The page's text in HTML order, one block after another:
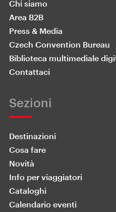
Chi siamo
Area B2B
Press & Media
Czech Convention Bureau
Biblioteca multimediale
Contattaci
Sezioni
Destinazioni
Cosa fare
Novità
Info per viaggiatori
Cataloghi
Calendario eventi